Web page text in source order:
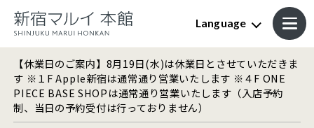
Language
【休業日のご案内】8月19日(水)は休業日とさせていただきま
す ※１F Apple新宿は通常通り営業いたします ※４F ONE
PIECE BASE SHOPは通常通り営業いたします（入店予約
制、当日の予約受付は行っておりません）